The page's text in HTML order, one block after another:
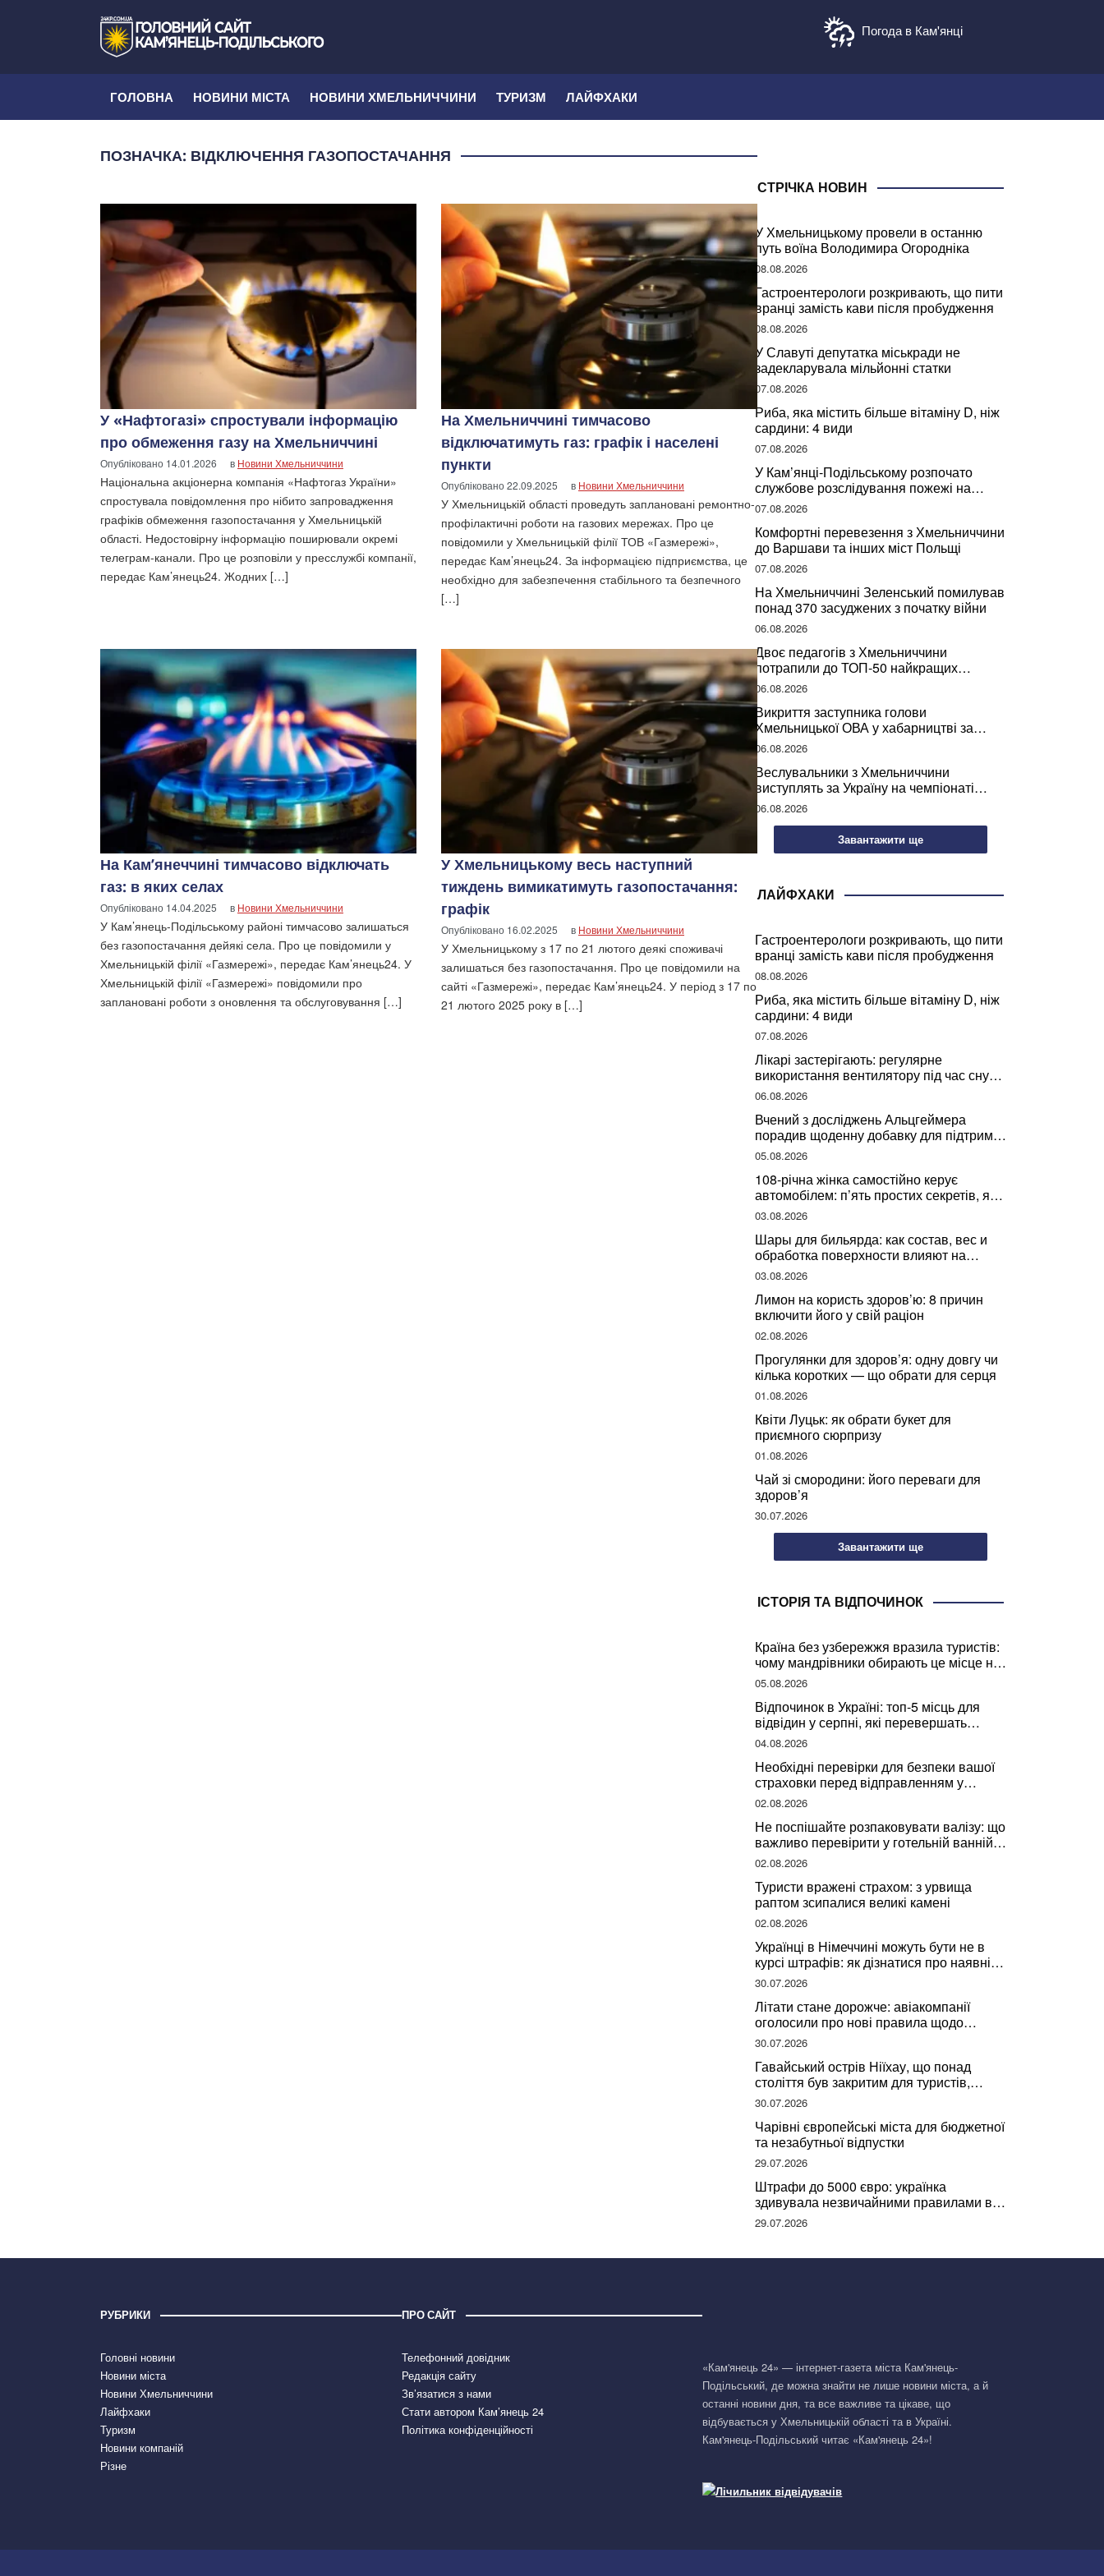
Погода в Кам'янці
ГОЛОВНА НОВИНИ МІСТА НОВИНИ ХМЕЛЬНИЧЧИНИ ТУРИЗМ ЛАЙФХАКИ
ПОЗНАЧКА: ВІДКЛЮЧЕННЯ ГАЗОПОСТАЧАННЯ
У «Нафтогазі» спростували інформацію
про обмеження газу на Хмельниччині
Опубліковано 14.01.2026 в Новини Хмельниччини
Національна акціонерна компанія «Нафтогаз України»
спростувала повідомлення про нібито запровадження
графіків обмеження газопостачання у Хмельницькій
області. Недостовірну інформацію поширювали окремі
телеграм-канали. Про це розповіли у пресслужбі компанії,
передає Кам’янець24. Жодних […]
На Хмельниччині тимчасово
відключатимуть газ: графік і населені
пункти
Опубліковано22.09.2025 в Новини Хмельниччини
У Хмельницькій області проведуть заплановані ремонтно-
профілактичні роботи на газових мережах. Про це
повідомили у Хмельницькій філії ТОВ «Газмережі»,
передає Кам’янець24. За інформацією підприємства, це
необхідно для забезпечення стабільного та безпечного
[…]
На Кам’янеччині тимчасово відключать
газ: в яких селах
Опубліковано 14.04.2025 в Новини Хмельниччини
У Кам’янець-Подільському районі тимчасово залишаться
без газопостачання дейякі села. Про це повідомили у
Хмельницькій філії «Газмережі», передає Кам’янець24. У
Хмельницькій філії «Газмережі» повідомили про
заплановані роботи з оновлення та обслуговування […]
У Хмельницькому весь наступний
тиждень вимикатимуть газопостачання:
графік
Опубліковано 16.02.2025 в Новини Хмельниччини
У Хмельницькому з 17 по 21 лютого деякі споживачі
залишаться без газопостачання. Про це повідомили на
сайті «Газмережі», передає Кам’янець24. У період з 17 по
21 лютого 2025 року в […]
СТРІЧКА НОВИН
У Хмельницькому провели в останню
путь воїна Володимира Огородніка
08.08.2026
Гастроентерологи розкривають, що пити
вранці замість кави після пробудження
08.08.2026
У Славуті депутатка міськради не
задекларувала мільйонні статки
07.08.2026
Риба, яка містить більше вітаміну D, ніж
сардини: 4 види
07.08.2026
У Кам’янці-Подільському розпочато
службове розслідування пожежі на
сміттєзвалищі
07.08.2026
Комфортні перевезення з Хмельниччини
до Варшави та інших міст Польщі
07.08.2026
На Хмельниччині Зеленський помилував
понад 370 засуджених з початку війни
06.08.2026
Двоє педагогів з Хмельниччини
потрапили до ТОП-50 найкращих
учителів України
06.08.2026
Викриття заступника голови
Хмельницької ОВА у хабарництві за
підписання контрактів на ремонт доріг
06.08.2026
Веслувальники з Хмельниччини
виступлять за Україну на чемпіонаті
світу
06.08.2026
Завантажити ще
ЛАЙФХАКИ
Гастроентерологи розкривають, що пити
вранці замість кави після пробудження
08.08.2026
Риба, яка містить більше вітаміну D, ніж
сардини: 4 види
07.08.2026
Лікарі застерігають: регулярне
використання вентилятору під час сну
може негативно вплинути на ваше
здоров’я
06.08.2026
Вчений з досліджень Альцгеймера
порадив щоденну добавку для підтримки
мозкової діяльності
05.08.2026
108-річна жінка самостійно керує
автомобілем: п’ять простих секретів, які
допомогли їй дожити до століття
03.08.2026
Шары для бильярда: как состав, вес и
обработка поверхности влияют на
динамику игры
03.08.2026
Лимон на користь здоров’ю: 8 причин
включити його у свій раціон
02.08.2026
Прогулянки для здоров’я: одну довгу чи
кілька коротких — що обрати для серця
01.08.2026
Квіти Луцьк: як обрати букет для
приємного сюрпризу
01.08.2026
Чай зі смородини: його переваги для
здоров’я
30.07.2026
Завантажити ще
ІСТОРІЯ ТА ВІДПОЧИНОК
Країна без узбережжя вразила туристів:
чому мандрівники обирають це місце на
відпочинок
05.08.2026
Відпочинок в Україні: топ-5 місць для
відвідин у серпні, які перевершать
закордонні враження
04.08.2026
Необхідні перевірки для безпеки вашої
страховки перед відправленням у
подорож
02.08.2026
Не поспішайте розпаковувати валізу: що
важливо перевірити у готельній ванній
за словами досвідченої мандрівниці
02.08.2026
Туристи вражені страхом: з урвища
раптом зсипалися великі камені
02.08.2026
Українці в Німеччині можуть бути не в
курсі штрафів: як дізнатися про наявні
борги
30.07.2026
Літати стане дорожче: авіакомпанії
оголосили про нові правила щодо
вибору місць
30.07.2026
Гавайський острів Ніїхау, що понад
століття був закритим для туристів,
починає приймати перших відвідувачів
30.07.2026
Чарівні європейські міста для бюджетної
та незабутньої відпустки
29.07.2026
Штрафи до 5000 євро: українка
здивувала незвичайними правилами в
Німеччині та поділилася правдою
29.07.2026
РУБРИКИ
Головні новини
Новини міста
Новини Хмельниччини
Лайфхаки
Туризм
Новини компаній
Різне
ПРО САЙТ
Телефонний довідник
Редакція сайту
Зв’язатися з нами
Стати автором Кам’янець 24
Політика конфіденційності
«Кам'янець 24» — інтернет-газета міста Кам'янець-
Подільський, де можна знайти не лише новини міста, а й
останні новини дня, та все важливе та цікаве, що
відбувається у Хмельницькій області та в Україні.
Кам'янець-Подільський читає «Кам'янець 24»!